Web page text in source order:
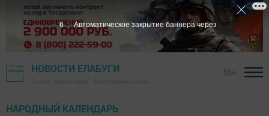
НОВОСТИ ЕЛАБУГИ
НАРОДНЫЙ КАЛЕНДАРЬ
5 Автоматическое закрытие баннера через